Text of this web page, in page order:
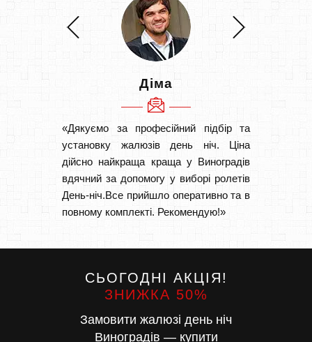
Діма
«Дякуємо за професійний підбір та
установку жалюзів день ніч. Ціна
дійсно найкраща краща у Виноградів
вдячний за допомогу у виборі ролетів
День-ніч.Все прийшло оперативно та в
повному комплекті. Рекомендую!»
СЬОГОДНІ АКЦІЯ!
ЗНИЖКА 50%
Замовити жалюзі день ніч
Виноградів — купити